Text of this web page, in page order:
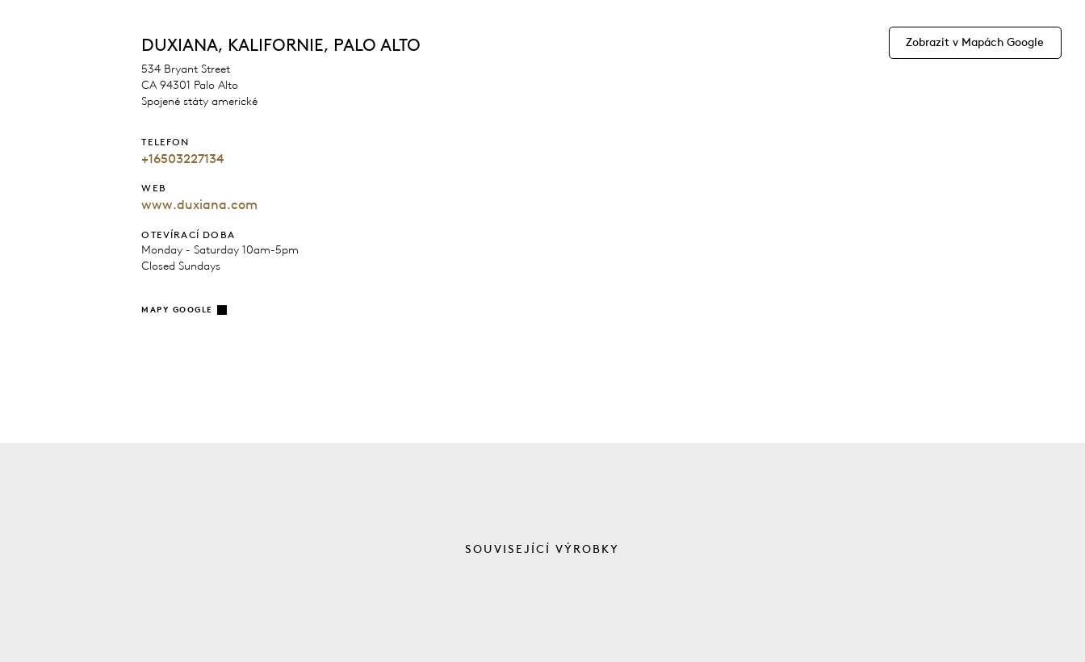
DUXIANA, KALIFORNIE, PALO ALTO
534 Bryant Street
CA 94301 Palo Alto
Spojené státy americké
TELEFON
+16503227134
WEB
www.duxiana.com
OTEVÍRACÍ DOBA
Monday - Saturday 10am-5pm
Closed Sundays
MAPY GOOGLE
Zobrazit v Mapách Google
SOUVISEJÍCÍ VÝROBKY